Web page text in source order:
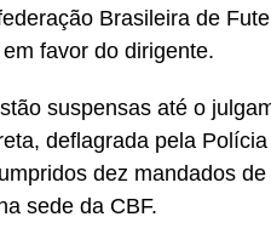
Brasileira de
favor do dirigente.
suspensas até o
deflagrada pela
dez mandados
sede da CBF.